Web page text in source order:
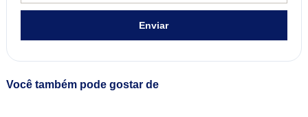
Enviar
Você também pode gostar de